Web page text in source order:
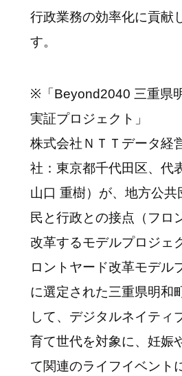
行政業務の効率化に貢献
す。
※「Beyond2040 三重県
実証プロジェクト」
株式会社ＮＴＴデータ経
社：東京都千代田区、代
山口 重樹）が、地方公共
民と行政との接点（フロ
改革するモデルプロジェ
ロントヤード改革モデル
に選定された三重県明和
して、デジタルネイティ
育て世代を対象に、妊娠
て関連のライフイベント